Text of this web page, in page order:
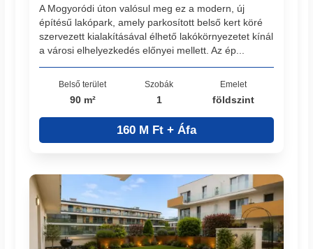
A Mogyoródi úton valósul meg ez a modern, új
építésű lakópark, amely parkosított belső kert köré
szervezett kialakításával élhető lakókörnyezetet kínál
a városi elhelyezkedés előnyei mellett. Az ép...
Belső terület
90 m²
Szobák
1
Emelet
földszint
160 M Ft + Áfa